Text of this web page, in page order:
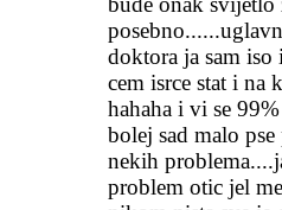
doktora ja sam
cem isrce stat i na
hahaha i vi se
bolej sad malo
nekih
problem otic jel